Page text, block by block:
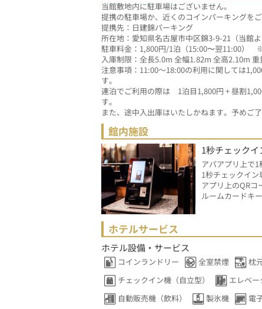
当館敷地内に駐車場はございません。
提携の駐車場か、近くのコインパーキングをご
提携先：日建錦パーキング
所在地：愛知県名古屋市中区錦3-9-21（当館よ
駐車料金：1,800円/1泊（15:00〜翌11:00）
入庫制限：全長5.0m 全幅1.82m 全高2.10m 重
注意事項：11:00～18:00の利用に関しては
す。
連泊でご利用の際は　1泊目1,800円 + 昼割
す。
また、途中入出庫はいたしかねます。予めご了
館内施設
1秒チェックイ
アパアプリ上で1
1秒チェックイン
アプリ上のQRコ
ルームカードキ
ホテルサービス
ホテル設備・サービス
コインランドリー 全室禁煙 枕
チェックイン機（自立型）
エレベー
自動販売機（飲料）
製氷機 電